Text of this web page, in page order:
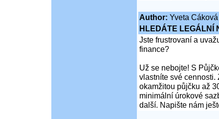
Author: Yveta Cáková
HLEDÁTE LEGÁLNÍ
Jste frustrovaní a
finance?
Už se nebojte! S
vlastníte své cennosti.
okamžitou půjčku až
minimální úrokové
další. Napište nám